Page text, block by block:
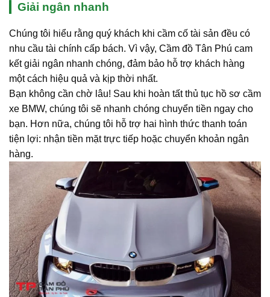
Giải ngân nhanh
Chúng tôi hiểu rằng quý khách khi cầm cố tài sản đều có
nhu cầu tài chính cấp bách. Vì vậy, Cầm đồ Tân Phú cam
kết giải ngân nhanh chóng, đảm bảo hỗ trợ khách hàng
một cách hiệu quả và kịp thời nhất.
Bạn không cần chờ lâu! Sau khi hoàn tất thủ tục hồ sơ cầm
xe BMW, chúng tôi sẽ nhanh chóng chuyển tiền ngay cho
bạn. Hơn nữa, chúng tôi hỗ trợ hai hình thức thanh toán
tiện lợi: nhận tiền mặt trực tiếp hoặc chuyển khoản ngân
hàng.